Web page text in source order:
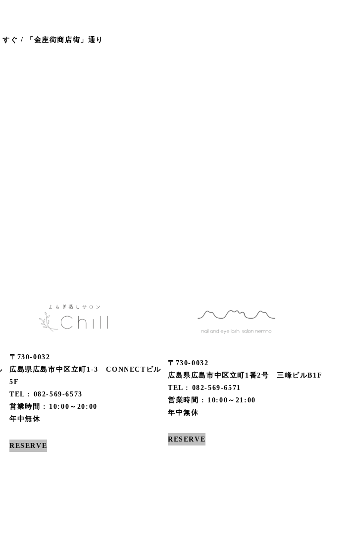
ぐ / 「金座街商店街」通り
〒730-0032
広島県広島市中区立町1-3 CONNECTビル
5F
TEL : 082-569-6573
営業時間 : 10:00～20:00
年中無休
RESERVE
〒730-0032
広島県広島市中区立町1番2号 三峰ビルB1F
TEL : 082-569-6571
営業時間 : 10:00～21:00
年中無休
RESERVE